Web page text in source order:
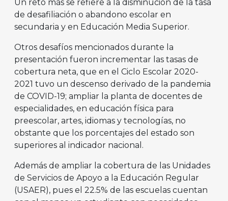
Un reto más se refiere a la disminución de la tasa
de desafiliación o abandono escolar en
secundaria y en Educación Media Superior.
Otros desafíos mencionados durante la
presentación fueron incrementar las tasas de
cobertura neta, que en el Ciclo Escolar 2020-
2021 tuvo un descenso derivado de la pandemia
de COVID-19; ampliar la planta de docentes de
especialidades, en educación física para
preescolar, artes, idiomas y tecnologías, no
obstante que los porcentajes del estado son
superiores al indicador nacional.
Además de ampliar la cobertura de las Unidades
de Servicios de Apoyo a la Educación Regular
(USAER), pues el 22.5% de las escuelas cuentan